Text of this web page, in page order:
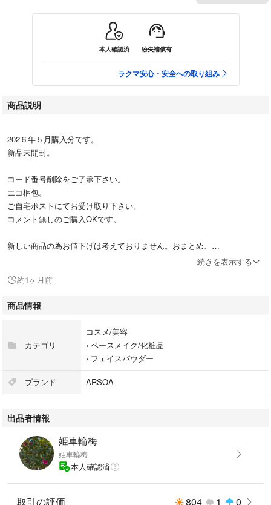
本人確認済 紛失補償有
ラクマ安心・安全への取り組み
商品説明
202６年５月購入分です。
新品未開封。
コード番号削除をご了承下さい。
エコ梱包。
ご自宅ポストにてお受け取り下さい。
コメント無しのご購入OKです。
新しい商品の為お値下げは考えておりません。おまとめ、
ご質問などございましたらお気軽にお声かけください。続きを表示する
約1ヶ月前
商品情報
カテゴリ
コスメ/美容
› ベースメイク/化粧品
› フェイスパウダー
ブランド ARSOA
出品者情報
姫車輪梅
姫車輪梅
本人確認済
取引の評価 804 1 0